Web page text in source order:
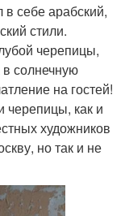
себе арабский,
стили.
черепицы,
в солнечную
на гостей!
черепицы, как и
художников
но так и не